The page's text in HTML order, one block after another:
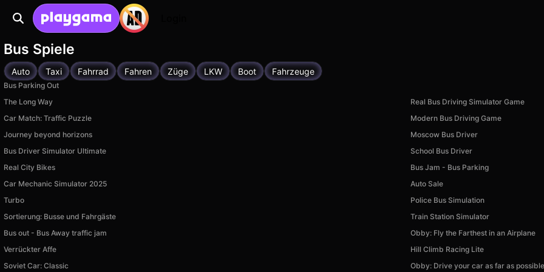
Bus Spiele
Auto Taxi Fahrrad Fahren Züge LKW Boot Fahrzeuge
Bus Parking Out
The Long Way
Real Bus Driving Simulator Game
Car Match: Traffic Puzzle
Modern Bus Driving Game
Journey beyond horizons
Moscow Bus Driver
Bus Driver Simulator Ultimate
School Bus Driver
Real City Bikes
Bus Jam - Bus Parking
Car Mechanic Simulator 2025
Auto Sale
Turbo
Police Bus Simulation
Sortierung: Busse und Fahrgäste
Train Station Simulator
Bus out - Bus Away traffic jam
Obby: Fly the Farthest in an Airplane
Verrückter Affe
Hill Climb Racing Lite
Soviet Car: Classic
Obby: Drive your car as far as possible